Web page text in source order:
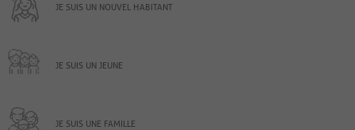
JE SUIS UN NOUVEL HABITANT
JE SUIS UN JEUNE
JE SUIS UNE FAMILLE